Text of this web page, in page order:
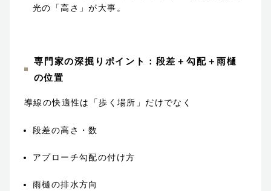
光の「高さ」が大事。
専門家の深掘りポイント：段差＋勾配＋雨樋
の位置
導線の快適性は「歩く場所」だけでなく
段差の高さ・数
アプローチ勾配の付け方
雨樋の排水方向